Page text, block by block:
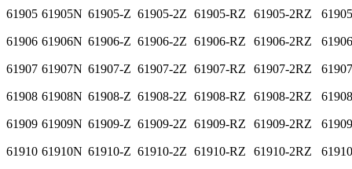
61905 61905N 61905-Z 61905-2Z 61905-RZ 61905-2RZ
61906 61906N 61906-Z 61906-2Z 61906-RZ 61906-2RZ
61907 61907N 61907-Z 61907-2Z 61907-RZ 61907-2RZ
61908 61908N 61908-Z 61908-2Z 61908-RZ 61908-2RZ
61909 61909N 61909-Z 61909-2Z 61909-RZ 61909-2RZ
61910 61910N 61910-Z 61910-2Z 61910-RZ 61910-2RZ